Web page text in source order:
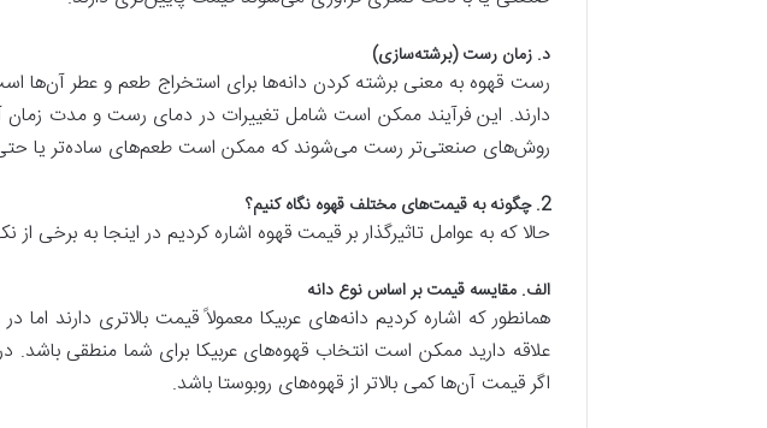
د.زمان رست(برشتهسازی)
رست قهوه به معنی برشته کردن دانه‌ها برای استخراج طعم و عطر
دارند. این فرآیند ممکن است شامل تغییرات در دمای رست و مدت زمان
روش‌های صنعتی‌تر رست می‌شوند که ممکن است طعم‌های ساده‌تر یا
2. چگونه به قیمتهای مختلف قهوه نگاه کنیم؟
حالا که به عوامل تاثیرگذار بر قیمت قهوه اشاره کردیم در اینجا به برخی
الف.مقایسه قیمت بر اساس نوع دانه
همانطور که اشاره کردیم دانه‌های عربیکا معمولاً قیمت بالاتری دارند
علاقه دارید ممکن است انتخاب قهوه‌های عربیکا برای شما منطقی
اگر قیمت آن‌ها کمی بالاتر از قهوه‌های روبوستا باشد.